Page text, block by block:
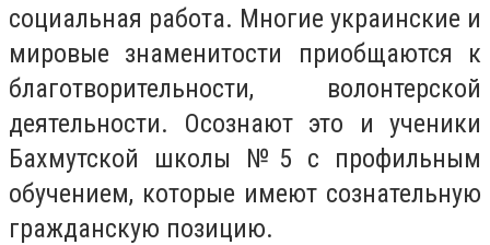
социальная работа. Многие украинские и
мировые знаменитости приобщаются к
благотворительности, волонтерской
деятельности. Осознают это и ученики
Бахмутской школы №5 с профильным
обучением, которые имеют сознательную
гражданскую позицию.